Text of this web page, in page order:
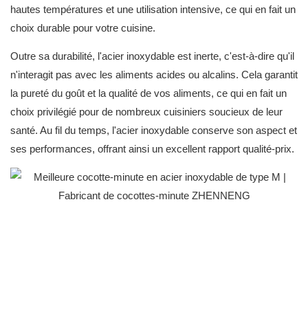
hautes températures et une utilisation intensive, ce qui en fait un
choix durable pour votre cuisine.
Outre sa durabilité, l'acier inoxydable est inerte, c'est-à-dire qu'il
n'interagit pas avec les aliments acides ou alcalins. Cela garantit
la pureté du goût et la qualité de vos aliments, ce qui en fait un
choix privilégié pour de nombreux cuisiniers soucieux de leur
santé. Au fil du temps, l'acier inoxydable conserve son aspect et
ses performances, offrant ainsi un excellent rapport qualité-prix.